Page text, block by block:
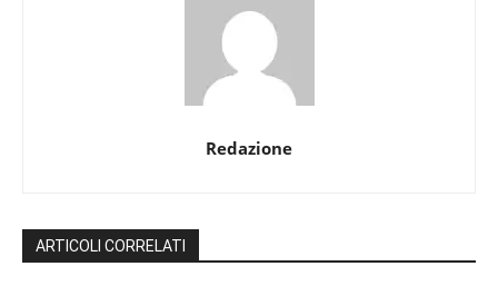
Redazione
ARTICOLI CORRELATI